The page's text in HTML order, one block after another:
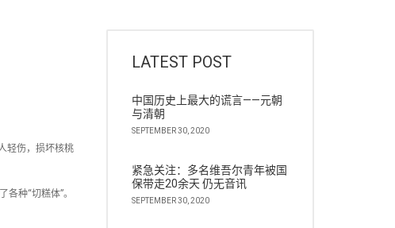
轻伤，损坏核桃
种“切糕体”。
LATEST POST
中国历史上最大的谎言——元朝
与清朝
SEPTEMBER 30, 2020
紧急关注：多名维吾尔青年被国
保带走20余天 仍无音讯
SEPTEMBER 30, 2020